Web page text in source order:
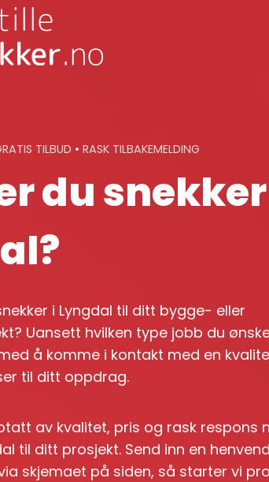
TILBUD • RASK TILBAKEMELDING
du
i Lyngdal til ditt bygge- eller
Uansett hvilken type jobb du
å komme i kontakt med en
til ditt oppdrag.
av kvalitet, pris og rask respons
til ditt prosjekt. Send inn en
skjemaet på siden, så starter vi